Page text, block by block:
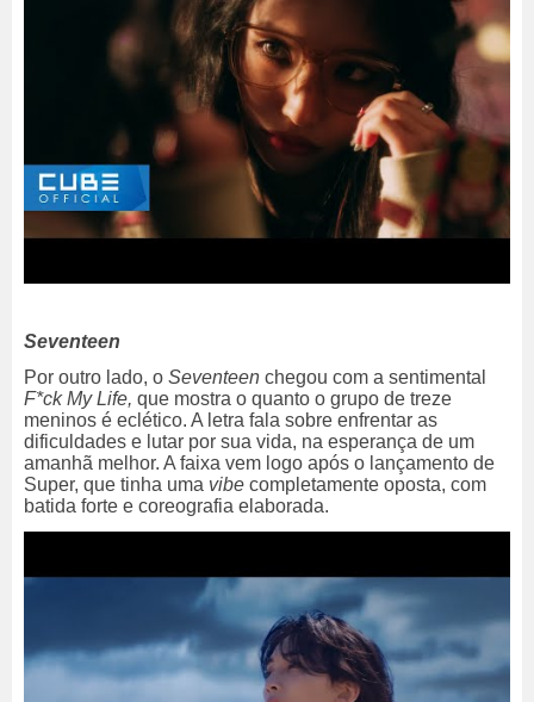
Seventeen
Por outro lado, o Seventeen chegou com a sentimental
F*ck My Life, que mostra o quanto o grupo de treze
meninos é eclético. A letra fala sobre enfrentar as
dificuldades e lutar por sua vida, na esperança de um
amanhã melhor. A faixa vem logo após o lançamento de
Super, que tinha uma vibe completamente oposta, com
batida forte e coreografia elaborada.